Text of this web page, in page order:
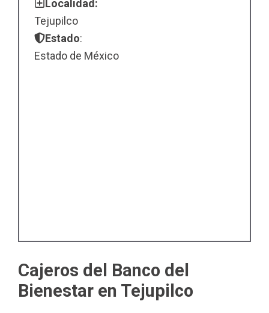
Localidad:
Tejupilco
Estado:
Estado de México
Cajeros del Banco del
Bienestar en Tejupilco